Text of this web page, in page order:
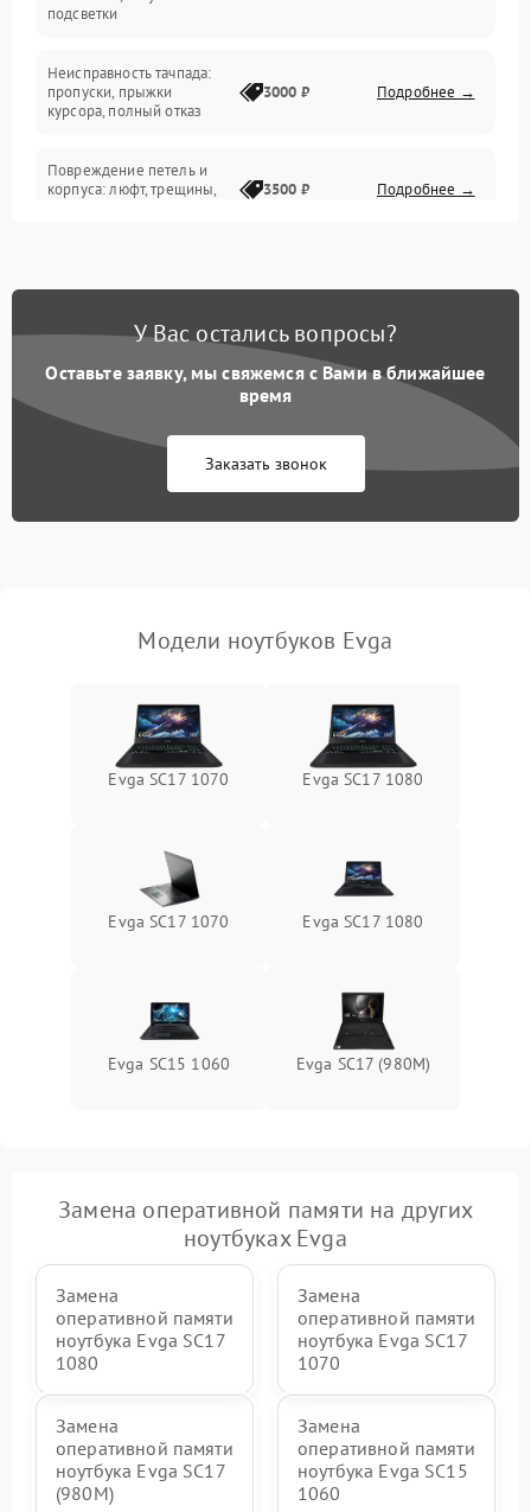
Батарея
Сеть и интернет
подсветки
Неисправность тачпада:
пропуски, прыжки
курсора, полный отказ
3000 ₽ Подробнее →
Повреждение петель и
корпуса: люфт, трещины,
3500 ₽ Подробнее →
быстрая разрядка,
2500 ₽ Подробнее →
Неисправность зарядного
питания
2000 ₽ Подробнее →
неисправности кулера
пропадание диска
оперативной памяти:
вылеты приложений,
синие экраны
Подробнее →
У Вас остались вопросы?
Оставьте заявку, мы свяжемся с Вами в ближайшее
время
Заказать звонок
Модели ноутбуков Evga
Evga SC17 1070 Evga SC17 1080
Evga SC17 1070 Evga SC17 1080
Evga SC15 1060 Evga SC17 (980M)
Замена оперативной памяти на других
ноутбуках Evga
Замена
оперативной памяти
ноутбука Evga SC17
1080
Замена
оперативной памяти
ноутбука Evga SC17
1070
Замена
оперативной памяти
ноутбука Evga SC17
(980M)
Замена
оперативной памяти
ноутбука Evga SC15
1060